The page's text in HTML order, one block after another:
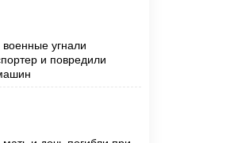
угнали
и повредили